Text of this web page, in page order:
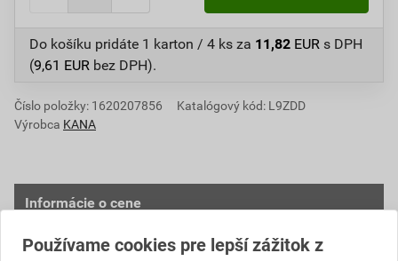
Do košíku pridáte 1 karton / 4 ks za 11,82 EUR s DPH
(9,61 EUR bez DPH).
Číslo položky: 1620207856
Katalógový kód: L9ZDD
Výrobca KANA
Informácie o cene
Aktuálna predajná cena po zľave 10% z cenníkovej
Používame cookies pre lepší zážitok z